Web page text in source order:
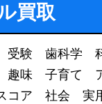
買取
受験 歯科学
趣味 子育て
コア 社会 実